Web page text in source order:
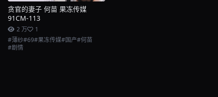
贪官的妻子 何苗 果冻传媒
91CM-113
2 万
1
#薄纱#69#果冻传媒#国产#何苗
#剧情